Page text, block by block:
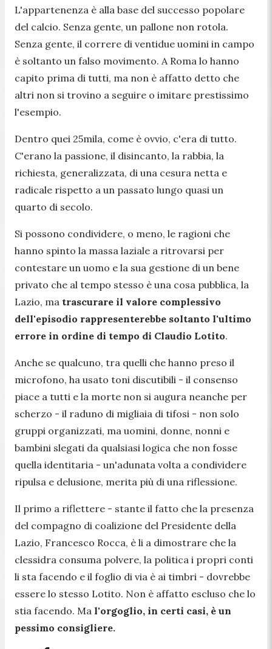
L'appartenenza è alla base del successo popolare
del calcio. Senza gente, un pallone non rotola.
Senza gente, il correre di ventidue uomini in campo
è soltanto un falso movimento. A Roma lo hanno
capito prima di tutti, ma non è affatto detto che
altri non si trovino a seguire o imitare prestissimo
l'esempio.
Dentro quei 25mila, come è ovvio, c'era di tutto.
C'erano la passione, il disincanto, la rabbia, la
richiesta, generalizzata, di una cesura netta e
radicale rispetto a un passato lungo quasi un
quarto di secolo.
Si possono condividere, o meno, le ragioni che
hanno spinto la massa laziale a ritrovarsi per
contestare un uomo e la sua gestione di un bene
privato che al tempo stesso è una cosa pubblica, la
Lazio, ma trascurare il valore complessivo
dell'episodio rappresenterebbe soltanto l'ultimo
errore in ordine di tempo di Claudio Lotito.
Anche se qualcuno, tra quelli che hanno preso il
microfono, ha usato toni discutibili - il consenso
piace a tutti e la morte non si augura neanche per
scherzo - il raduno di migliaia di tifosi - non solo
gruppi organizzati, ma uomini, donne, nonni e
bambini slegati da qualsiasi logica che non fosse
quella identitaria - un'adunata volta a condividere
ripulsa e delusione, merita più di una riflessione.
Il primo a riflettere - stante il fatto che la presenza
del compagno di coalizione del Presidente della
Lazio, Francesco Rocca, è li a dimostrare che la
clessidra consuma polvere, la politica i propri conti
li sta facendo e il foglio di via è ai timbri - dovrebbe
essere lo stesso Lotito. Non è affatto escluso che lo
stia facendo. Ma l'orgoglio, in certi casi, è un
pessimo consigliere.